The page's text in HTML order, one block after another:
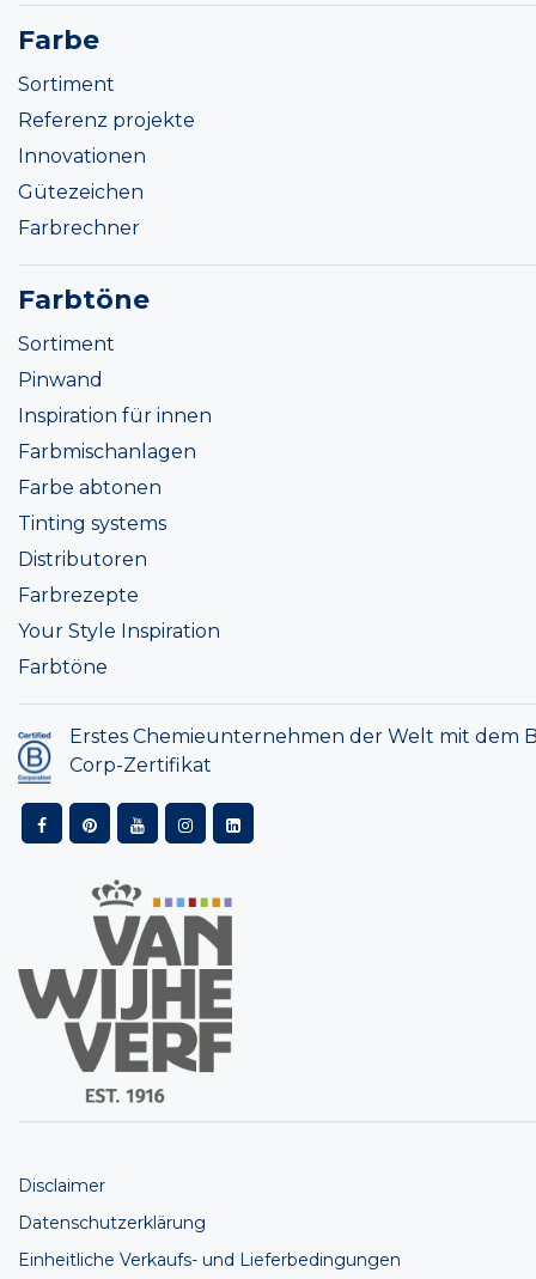
Farbe
Sortiment
Referenz projekte
Innovationen
Gütezeichen
Farbrechner
Farbtöne
Sortiment
Pinwand
Inspiration für innen
Farbmischanlagen
Farbe abtonen
Tinting systems
Distributoren
Farbrezepte
Your Style Inspiration
Farbtöne
Erstes Chemieunternehmen der Welt mit dem
Corp-Zertifikat
Disclaimer
Datenschutzerklärung
Einheitliche Verkaufs- und Lieferbedingungen